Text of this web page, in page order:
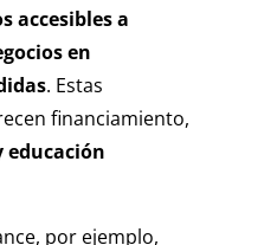
accesibles a
en
. Estas
financiamiento,
educación
por ejemplo,